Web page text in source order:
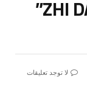
بعد رسو سفينة “ZHI DA 88”
لا توجد تعليقات